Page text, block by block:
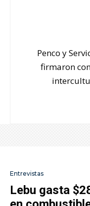
Penco y
firmaron
Entrevistas
Lebu gasta